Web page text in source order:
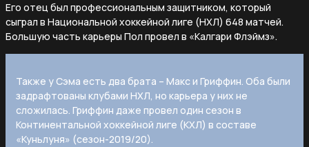
Его отец был профессиональным защитником, который
сыграл в Национальной хоккейной лиге (НХЛ) 648 матчей.
Большую часть карьеры Пол провел в «Калгари Флэймз».
Также у Сэма есть два брата – Макс и Гриффин. Оба были
задрафтованы клубами НХЛ, но карьера у них не
сложилась. Гриффин даже провел один сезон в
Континентальной хоккейной лиге (КХЛ) в составе
«Куньлуня» (сезон-2019/20).